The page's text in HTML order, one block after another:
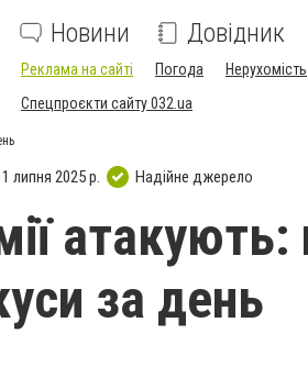
Новини Довідник
Реклама на сайті Погода Нерухомість
Спецпроєкти сайту 032.ua
липня 2025 р. Надійне джерело
за день